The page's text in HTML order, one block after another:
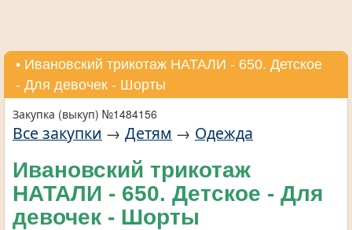
• Ивановский трикотаж НАТАЛИ - 650. Детское
- Для девочек - Шорты
Закупка (выкуп) №1484156
Все закупки → Детям → Одежда
Ивановский трикотаж
НАТАЛИ - 650. Детское - Для
девочек - Шорты